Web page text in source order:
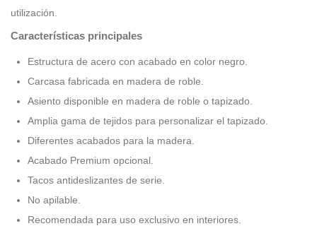
utilización.
Características principales
Estructura de acero con acabado en color negro.
Carcasa fabricada en madera de roble.
Asiento disponible en madera de roble o tapizado.
Amplia gama de tejidos para personalizar el tapizado.
Diferentes acabados para la madera.
Acabado Premium opcional.
Tacos antideslizantes de serie.
No apilable.
Recomendada para uso exclusivo en interiores.